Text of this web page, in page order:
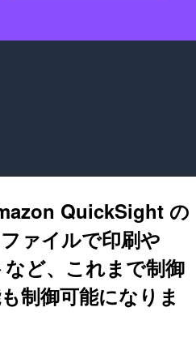
QuickSight の
ァイルで印刷や
ど、これまで制御
制御可能になりま